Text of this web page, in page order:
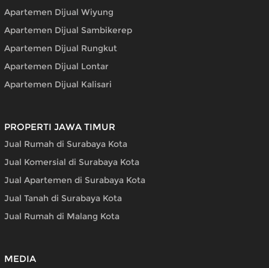
Apartemen Dijual Wiyung
Apartemen Dijual Sambikerep
Apartemen Dijual Rungkut
Apartemen Dijual Lontar
Apartemen Dijual Kalisari
PROPERTI JAWA TIMUR
Jual Rumah di Surabaya Kota
Jual Komersial di Surabaya Kota
Jual Apartemen di Surabaya Kota
Jual Tanah di Surabaya Kota
Jual Rumah di Malang Kota
MEDIA